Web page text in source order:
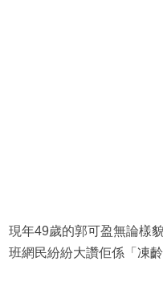
現年49歲的郭可盈無論樣
班網民紛紛大讚佢係「凍齡